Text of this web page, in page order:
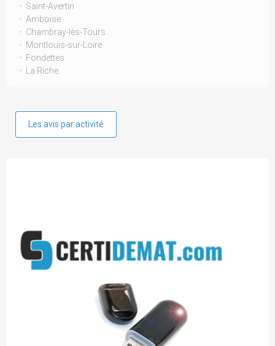
Saint-Avertin
Amboise
Chambray-lès-Tours
Montlouis-sur-Loire
Fondettes
La Riche
Les avis par activité